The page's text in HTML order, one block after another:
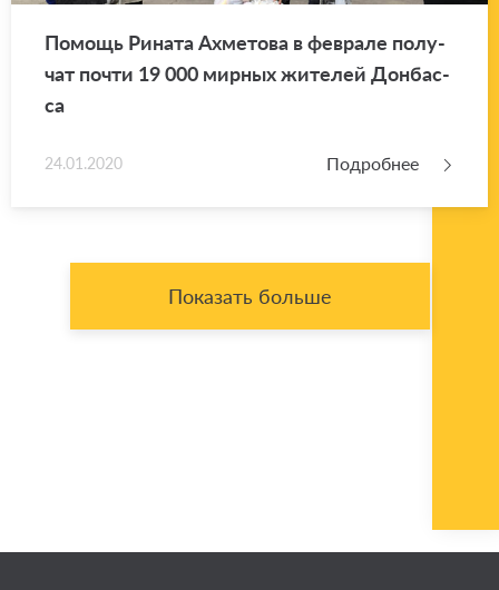
По­мощь Ри­на­та Ах­ме­то­ва в фев­ра­ле по­лу­
чат почти 19 000 мир­ных жи­те­лей Дон­бас­
са
24.01.2020 Подробнее
Показать больше